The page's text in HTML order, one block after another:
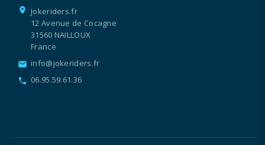
location_on
Jokeriders.fr
12 Avenue de Cocagne
31560 NAILLOUX
France
email info@jokeriders.fr
call 06.95.59.61.36